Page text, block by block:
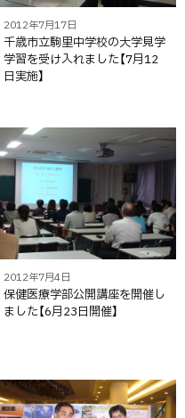
2012年7月17日
千歳市立駒里中学校の大学見学
学習を受け入れました【7月12
日実施】
2012年7月4日
保健医療学部公開講座を開催し
ました【6月23日開催】